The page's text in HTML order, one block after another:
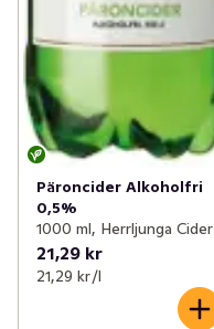
Päroncider Alkoholfri
0,5%
1000 ml, Herrljunga Cider
21,29 kr
21,29 kr /l